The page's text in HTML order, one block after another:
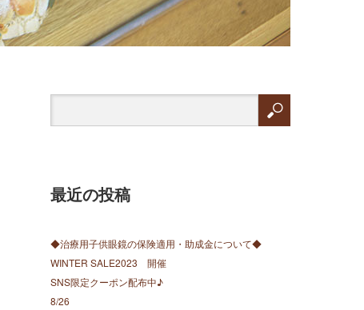
最近の投稿
◆治療用子供眼鏡の保険適用・助成金について◆
WINTER SALE2023 開催
SNS限定クーポン配布中♪
8/26